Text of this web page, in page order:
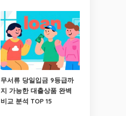
무서류 당일입금 9등급까
지 가능한 대출상품 완벽
비교 분석 TOP 15